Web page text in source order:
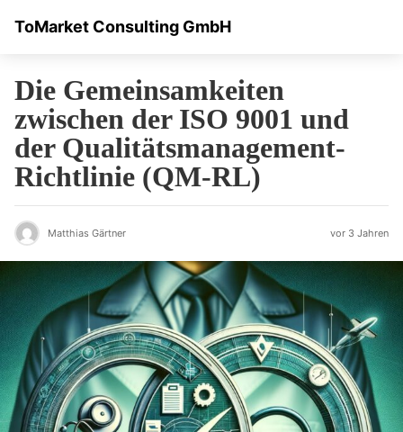
ToMarket Consulting GmbH
Die Gemeinsamkeiten
zwischen der ISO 9001 und
der Qualitätsmanagement-
Richtlinie (QM-RL)
Matthias Gärtner vor 3 Jahren